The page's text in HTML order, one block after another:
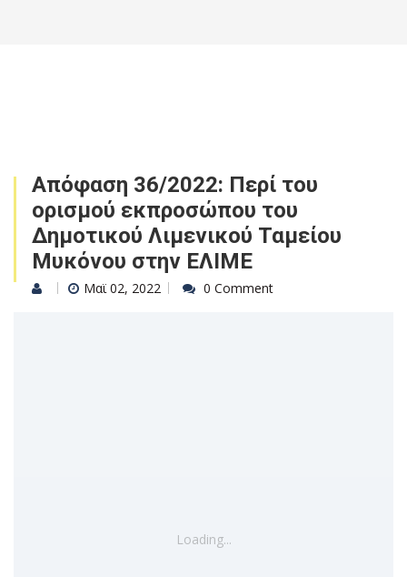
Απόφαση 36/2022: Περί του
ορισμού εκπροσώπου του
Δημοτικού Λιμενικού Ταμείου
Μυκόνου στην ΕΛΙΜΕ
Μαϊ 02, 2022 0 Comment
Loading...